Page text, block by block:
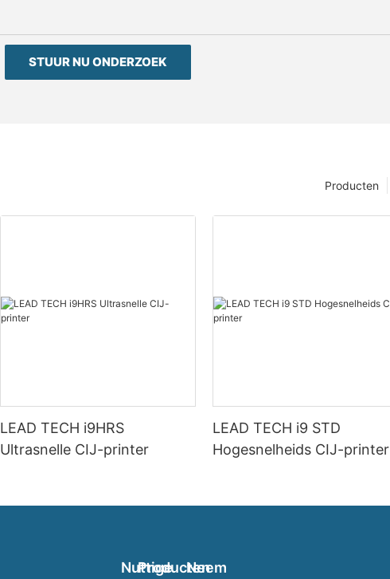
STUUR NU ONDERZOEK
Producten
LEAD TECH i9HRS
Ultrasnelle CIJ-printer
LEAD TECH i9 STD
Hogesnelheids CIJ-printer
Nuttige
Producten
Neem